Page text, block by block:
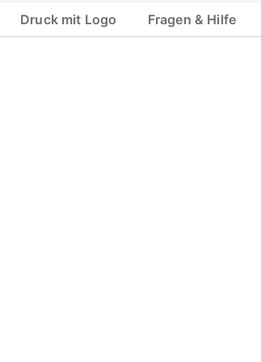
Druck mit Logo Fragen & Hilfe